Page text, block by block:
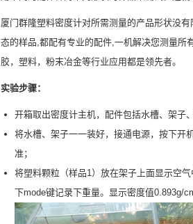
厦门群隆塑料密度计对所需测量的产品形状没
态的样品,都配有专业的配件,一机解决您测量所
胶，塑料，粉末冶金等行业应用都是领先者。
实验步骤：
开箱取出密度计主机，配件包括水槽、架子
将水槽、架子一一装好，接通电源，按下开
准；
将塑料颗粒（样品1）放在架子上面显示空
下mode键记录下重量。显示密度值0.893g/